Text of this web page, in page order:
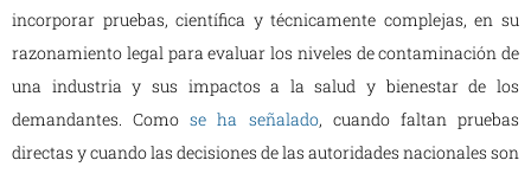
incorporar pruebas, científica y técnicamente complejas, en su
razonamiento legal para evaluar los niveles de contaminación de
una industria y sus impactos a la salud y bienestar de los
demandantes. Como se ha señalado, cuando faltan pruebas
directas y cuando las decisiones de las autoridades nacionales son